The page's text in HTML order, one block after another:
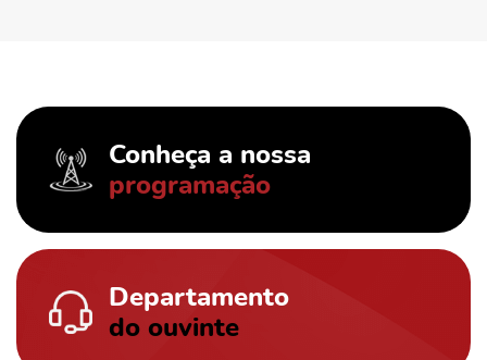
Conheça a nossa
programação
Departamento
do ouvinte